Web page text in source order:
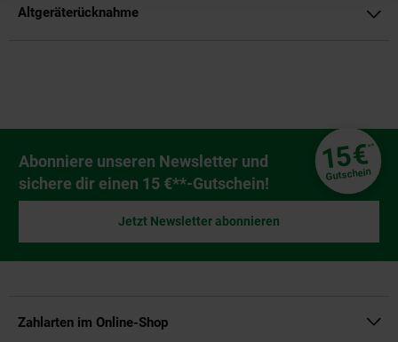
Altgeräterücknahme
Newsletter Anmeldung
Abonniere unseren Newsletter und
sichere dir einen 15 €**-Gutschein!
15€**
Gutschein
Jetzt Newsletter abonnieren
Zahlarten im Online-Shop